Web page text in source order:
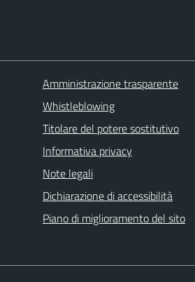
Amministrazione trasparente
Whistleblowing
Titolare del potere sostitutivo
Informativa privacy
Note legali
Dichiarazione di accessibilità
Piano di miglioramento del sito